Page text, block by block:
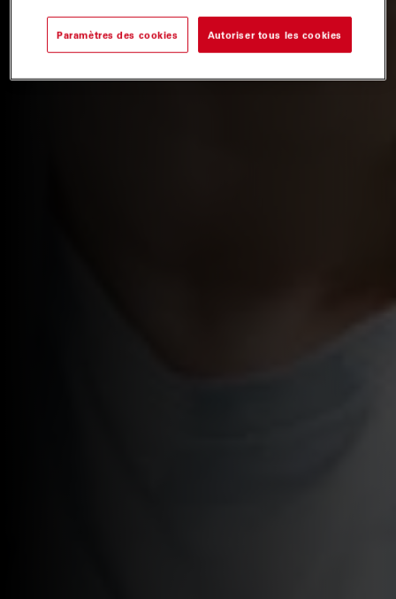
Paramètres des cookies Autoriser tous les cookies